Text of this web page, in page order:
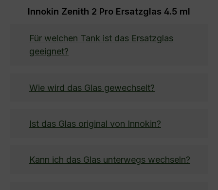
Innokin Zenith 2 Pro Ersatzglas 4.5 ml
Für welchen Tank ist das Ersatzglas
geeignet?
Wie wird das Glas gewechselt?
Ist das Glas original von Innokin?
Kann ich das Glas unterwegs wechseln?